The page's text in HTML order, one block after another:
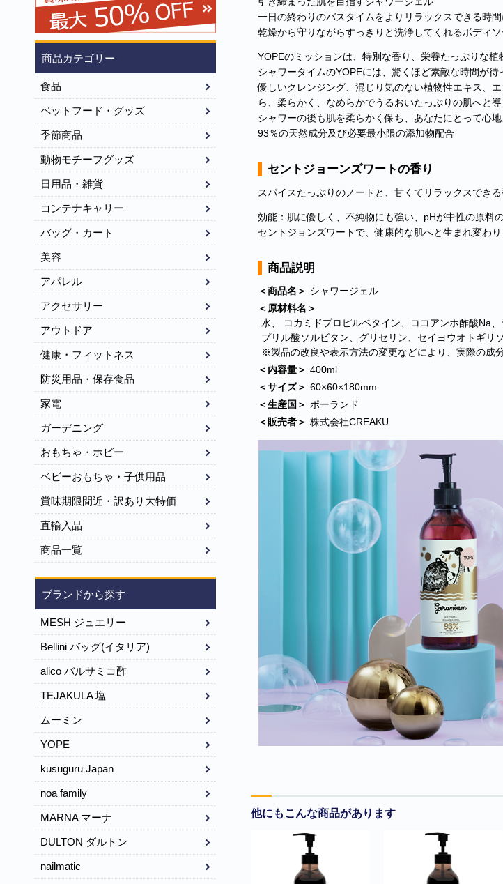
一日の終わりのバスタイムをよりリラックスできる時間
乾燥から守りながらすっきりと洗浄してくれるボディソ
YOPEのミッションは、特別な香り、栄養たっぷりな
シャワータイムのYOPEには、驚くほど素敵な時間が待
優しいクレンジング、混じり気のない植物性エキス、
ら、柔らかく、なめらかでうるおいたっぷりの肌へと導
シャワーの後も肌を柔らかく保ち、あなたにとって心地
93％の天然成分及び必要最小限の添加物配合
セントジョーンズワートの香り
スパイスたっぷりのノートと、甘くてリラックスでき
効能：肌に優しく、不純物にも強い、pHが中性の原料
セントジョンズワートで、健康的な肌へと生まれ変わ
商品説明
＜商品名＞ シャワージェル
＜原材料名＞
水、 コカミドプロピルベタイン、ココアンホ酢酸Na
プリル酸ソルビタン、グリセリン、セイヨウオトギリ
※製品の改良や表示方法の変更などにより、実際の成
＜内容量＞ 400ml
＜サイズ＞ 60×60×180mm
＜生産国＞ ポーランド
＜販売者＞ 株式会社CREAKU
他にもこんな商品があります
商品カテゴリー
食品
ペットフード・グッズ
季節商品
動物モチーフグッズ
日用品・雑貨
コンテナキャリー
バッグ・カート
美容
アパレル
アクセサリー
アウトドア
健康・フィットネス
防災用品・保存食品
家電
ガーデニング
おもちゃ・ホビー
ベビーおもちゃ・子供用品
賞味期限間近・訳あり大特価
直輸入品
商品一覧
ブランドから探す
MESH ジュエリー
Bellini バッグ(イタリア)
alico バルサミコ酢
TEJAKULA 塩
ムーミン
YOPE
kusuguru Japan
noa family
MARNA マーナ
DULTON ダルトン
nailmatic